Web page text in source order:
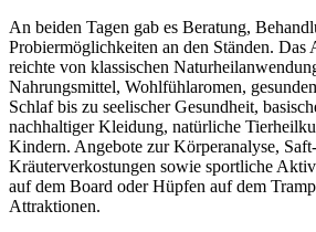
An beiden Tagen gab es Beratung,
Probiermöglichkeiten an den Ständen. Das
reichte von klassischen
Nahrungsmittel, Wohlfühlaromen,
Schlaf bis zu seelischer Gesundheit,
nachhaltiger Kleidung, natürliche
Kindern. Angebote zur Körperanalyse,
Kräuterverkostungen sowie sportliche
auf dem Board oder Hüpfen auf dem
Attraktionen.